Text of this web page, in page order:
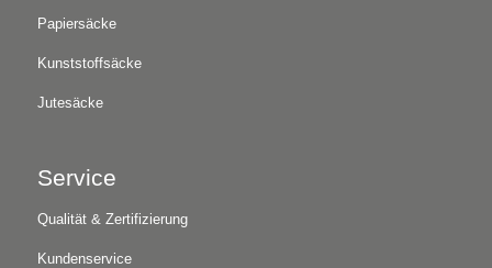
Papiersäcke
Kunststoffsäcke
Jutesäcke
Service
Qualität & Zertifizierung
Kundenservice